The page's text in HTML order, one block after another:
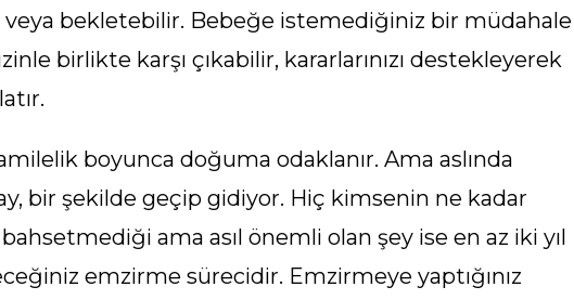
veya bekletebilir. Bebeğe istemediğiniz bir müdahale
birlikte karşı çıkabilir, kararlarınızı destekleyerek
boyunca doğuma odaklanır. Ama aslında
bir şekilde geçip gidiyor. Hiç kimsenin ne kadar
ama asıl önemli olan şey ise en az iki yıl
emzirme sürecidir. Emzirmeye yaptığınız